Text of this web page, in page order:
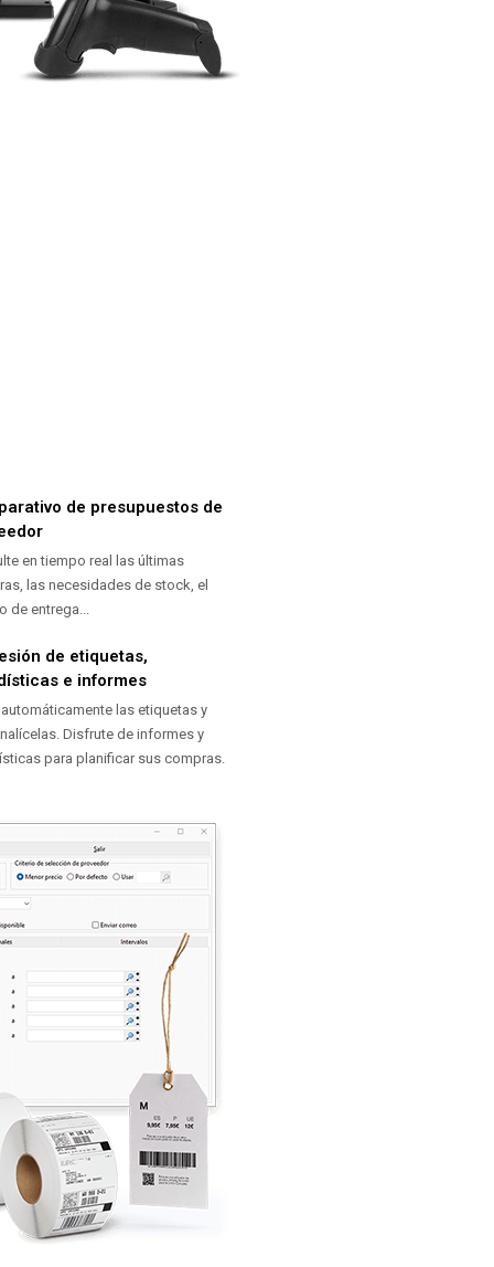
de presupuestos de
en tiempo real las últimas
las necesidades de stock, el
de entrega...
de etiquetas,
e informes
las etiquetas y
Disfrute de informes y
para planificar sus compras.